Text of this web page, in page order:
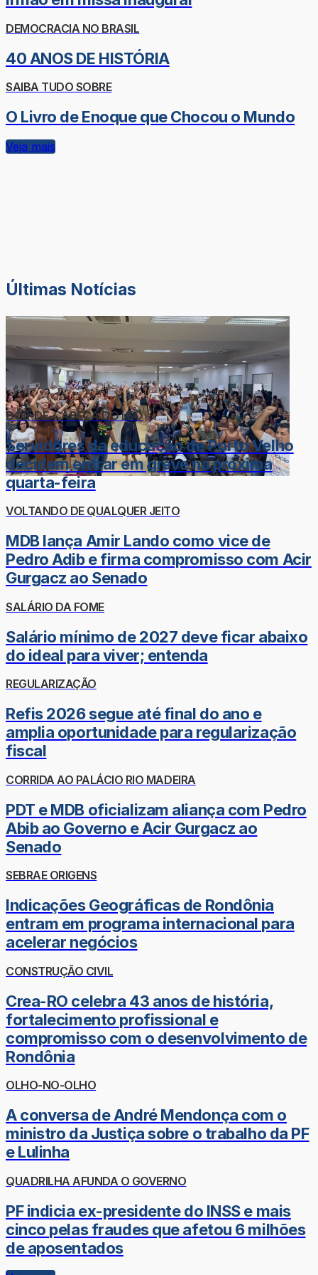
DEMOCRACIA NO BRASIL
40 ANOS DE HISTÓRIA
SAIBA TUDO SOBRE
O Livro de Enoque que Chocou o Mundo
Veja mais
Últimas Notícias
DOR-DE-CABEÇA DO LÉO
Servidores da educação de Porto Velho
decidem entrar em greve na próxima
quarta-feira
VOLTANDO DE QUALQUER JEITO
MDB lança Amir Lando como vice de
Pedro Adib e firma compromisso com Acir
Gurgacz ao Senado
SALÁRIO DA FOME
Salário mínimo de 2027 deve ficar abaixo
do ideal para viver; entenda
REGULARIZAÇÃO
Refis 2026 segue até final do ano e
amplia oportunidade para regularização
fiscal
CORRIDA AO PALÁCIO RIO MADEIRA
PDT e MDB oficializam aliança com Pedro
Abib ao Governo e Acir Gurgacz ao
Senado
SEBRAE ORIGENS
Indicações Geográficas de Rondônia
entram em programa internacional para
acelerar negócios
CONSTRUÇÃO CIVIL
Crea-RO celebra 43 anos de história,
fortalecimento profissional e
compromisso com o desenvolvimento de
Rondônia
OLHO-NO-OLHO
A conversa de André Mendonça com o
ministro da Justiça sobre o trabalho da PF
e Lulinha
QUADRILHA AFUNDA O GOVERNO
PF indicia ex-presidente do INSS e mais
cinco pelas fraudes que afetou 6 milhões
de aposentados